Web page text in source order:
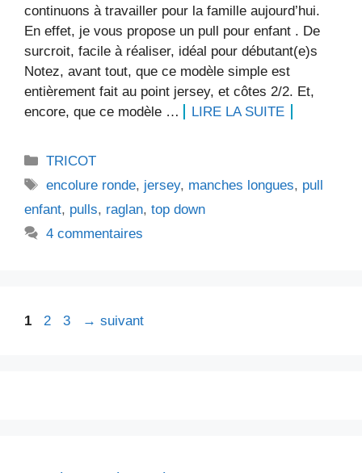
continuons à travailler pour la famille aujourd’hui.
En effet, je vous propose un pull pour enfant . De
surcroit, facile à réaliser, idéal pour débutant(e)s
Notez, avant tout, que ce modèle simple est
entièrement fait au point jersey, et côtes 2/2. Et,
encore, que ce modèle …
LIRE LA SUITE
Catégories
TRICOT
Étiquettes
encolure ronde, jersey, manches longues, pull
enfant, pulls, raglan, top down
4 commentaires
Page
1 Page
2 Page
3 → suivant